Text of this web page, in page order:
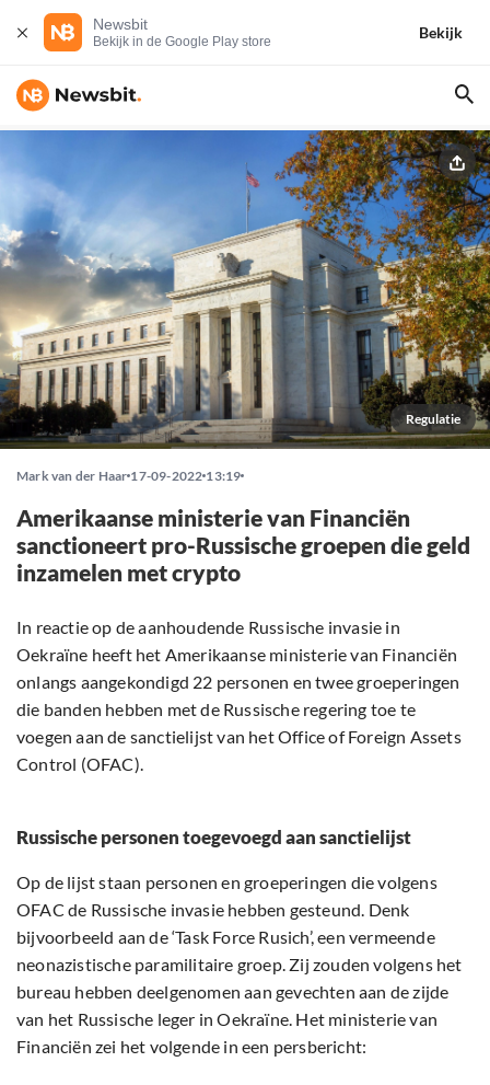
Newsbit
Bekijk in de Google Play store
Bekijk
Regulatie
Mark van der Haar 17-09-2022 13:19
Amerikaanse ministerie van Financiën
sanctioneert pro-Russische groepen die geld
inzamelen met crypto
In reactie op de aanhoudende Russische invasie in
Oekraïne heeft het Amerikaanse ministerie van Financiën
onlangs aangekondigd 22 personen en twee groeperingen
die banden hebben met de Russische regering toe te
voegen aan de sanctielijst van het Office of Foreign Assets
Control (OFAC).
Russische personen toegevoegd aan sanctielijst
Op de lijst staan personen en groeperingen die volgens
OFAC de Russische invasie hebben gesteund. Denk
bijvoorbeeld aan de ‘Task Force Rusich’, een vermeende
neonazistische paramilitaire groep. Zij zouden volgens het
bureau hebben deelgenomen aan gevechten aan de zijde
van het Russische leger in Oekraïne. Het ministerie van
Financiën zei het volgende in een persbericht: